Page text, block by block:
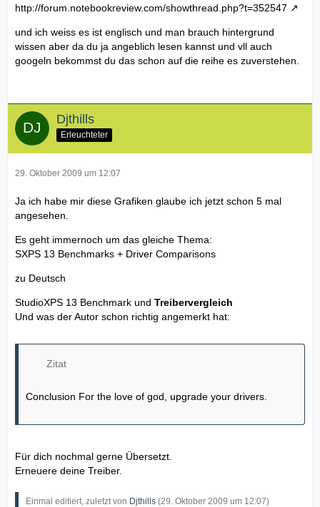
http://forum.notebookreview.com/showthread.php?t=352547
und ich weiss es ist englisch und man brauch hintergrund
wissen aber da du ja angeblich lesen kannst und vll auch
googeln bekommst du das schon auf die reihe es zuverstehen.
Djthills
Erleuchteter
29. Oktober 2009 um 12:07
Ja ich habe mir diese Grafiken glaube ich jetzt schon 5 mal
angesehen.
Es geht immernoch um das gleiche Thema:
SXPS 13 Benchmarks + Driver Comparisons
zu Deutsch
StudioXPS 13 Benchmark und Treibervergleich
Und was der Autor schon richtig angemerkt hat:
Zitat
Conclusion For the love of god, upgrade your drivers.
Für dich nochmal gerne Übersetzt.
Erneuere deine Treiber.
Einmal editiert, zuletzt von Djthills (29. Oktober 2009 um 12:07)